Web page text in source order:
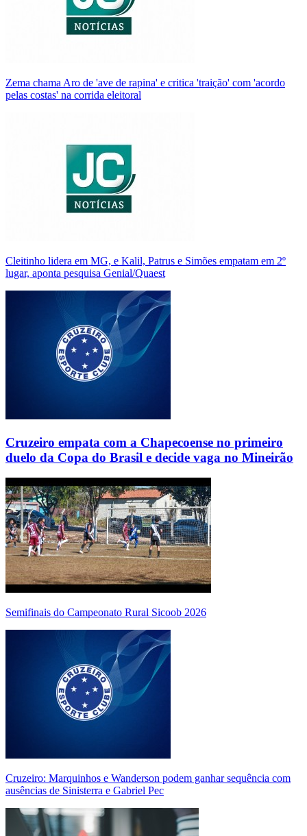
Zema chama Aro de 'ave de rapina' e critica 'traição' com 'acordo
pelas costas' na corrida eleitoral
Cleitinho lidera em MG, e Kalil, Patrus e Simões empatam em 2º
lugar, aponta pesquisa Genial/Quaest
Cruzeiro empata com a Chapecoense no primeiro
duelo da Copa do Brasil e decide vaga no Mineirão
Semifinais do Campeonato Rural Sicoob 2026
Cruzeiro: Marquinhos e Wanderson podem ganhar sequência com
ausências de Sinisterra e Gabriel Pec